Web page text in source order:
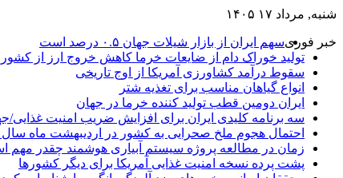
شنبه, مرداد ۱۷ ۱۴۰۵
خبر فوریسهم ایران از بازار شیلات جهان ۰.۵ درصد است
تولید خوراک دام از ضایعات خرما کاهش خروج ارز از کشور
سقوط درآمد کشاورزی آمریکا از اوج تاریخی
انواع گیاهان مناسب برای تغذیه شتر
ایران دومین قطب تولید کننده خرما در جهان
سه برنامه کلیدی ایران برای افزایش ضریب امنیت غذایی/
احتمال هجوم ملخ صحرایی به کشور در اردیبهشت ماه سال ۱۴۰۲
زمان در مطالعه پروژه سیستم آبیاری هوشمند چقدر مهم
پشت پرده نسخه امنیت غذایی آمریکا برای دیگر کشورها